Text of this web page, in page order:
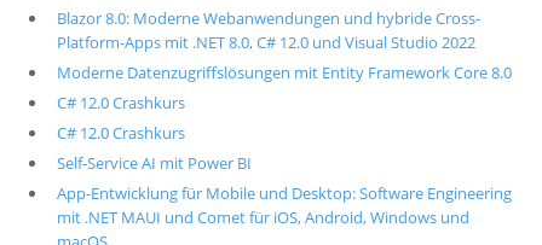
Blazor 8.0: Moderne Webanwendungen und hybride Cross-
Platform-Apps mit .NET 8.0, C# 12.0 und Visual Studio 2022
Moderne Datenzugriffslösungen mit Entity Framework Core 8.0
C# 12.0 Crashkurs
C# 12.0 Crashkurs
Self-Service AI mit Power BI
App-Entwicklung für Mobile und Desktop: Software Engineering
mit .NET MAUI und Comet für iOS, Android, Windows und